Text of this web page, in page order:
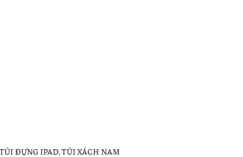
TÚI ĐỰNG IPAD,TÚI XÁCH NAM